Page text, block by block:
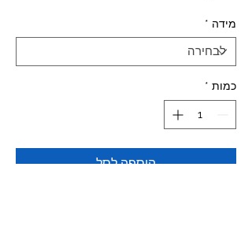
מידה *
כמות *
הוספה לסל